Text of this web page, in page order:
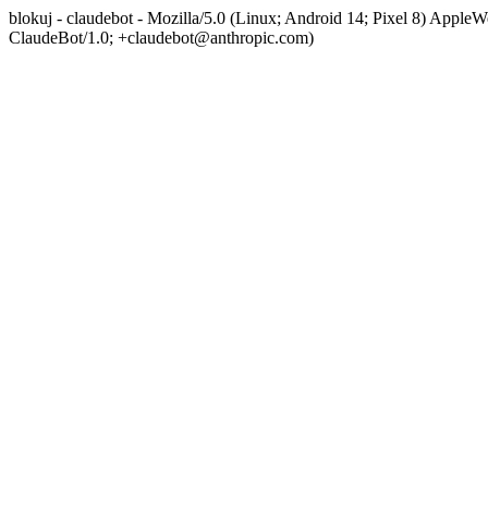
blokuj - claudebot - Mozilla/5.0 (Linux; Android 14; Pixel 8)
ClaudeBot/1.0; +claudebot@anthropic.com)